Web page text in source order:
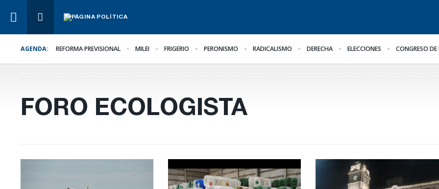
AGENDA: REFORMA PREVISIONAL MILEI FRIGERIO PERONISMO RADICALISMO DERECHA ELECCIONES CONGRESO
proteger la reforma
Poder Judicial?
al Estado de
gestión pública
el
FORO ECOLOGISTA